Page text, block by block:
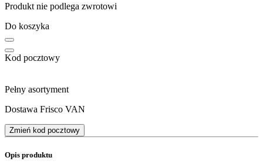
Produkt nie podlega zwrotowi
Do koszyka
Kod pocztowy
Pełny asortyment
Dostawa Frisco VAN
Zmień kod pocztowy
Opis produktu